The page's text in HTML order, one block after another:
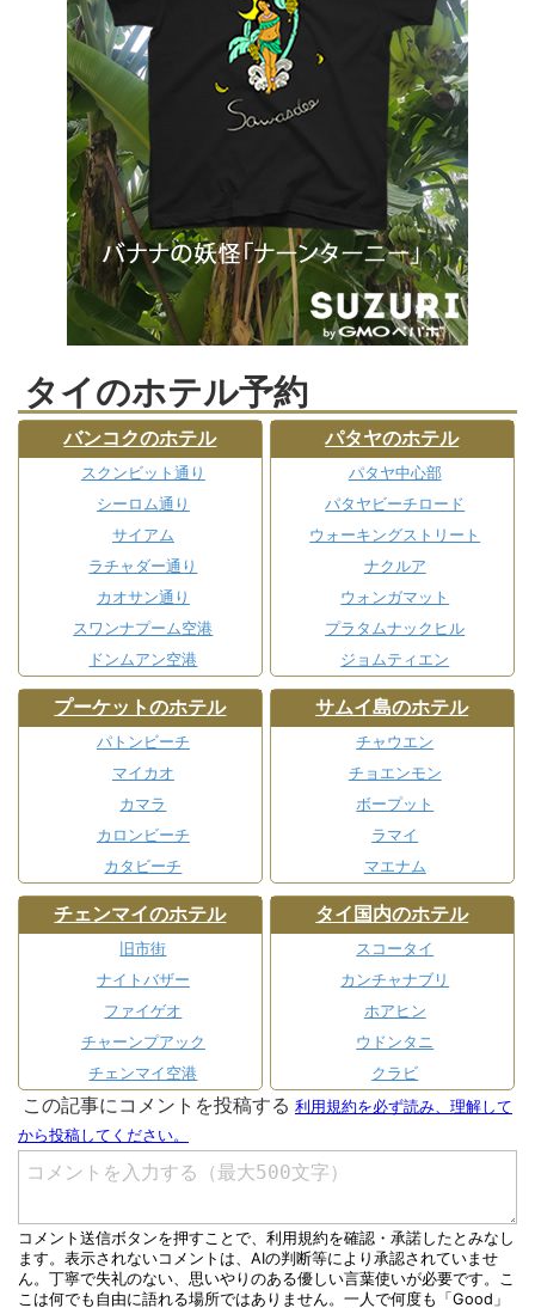
タイのホテル予約
バンコクのホテル
スクンビット通り
シーロム通り
サイアム
ラチャダー通り
カオサン通り
スワンナプーム空港
ドンムアン空港
パタヤのホテル
パタヤ中心部
パタヤビーチロード
ウォーキングストリート
ナクルア
ウォンガマット
プラタムナックヒル
ジョムティエン
プーケットのホテル
パトンビーチ
マイカオ
カマラ
カロンビーチ
カタビーチ
サムイ島のホテル
チャウエン
チョエンモン
ボープット
ラマイ
マエナム
チェンマイのホテル
旧市街
ナイトバザー
ファイゲオ
チャーンプアック
チェンマイ空港
タイ国内のホテル
スコータイ
カンチャナブリ
ホアヒン
ウドンタニ
クラビ